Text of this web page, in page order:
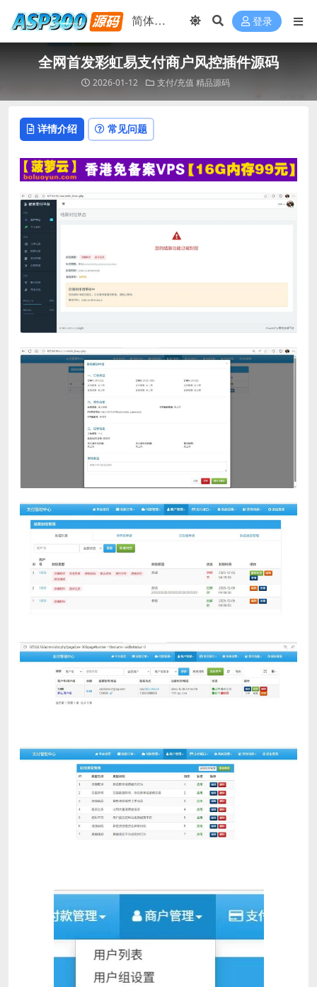
登录
全网首发彩虹易支付商户风控插件源码
2026-01-12 支付/充值 精品源码
详情介绍 常见问题